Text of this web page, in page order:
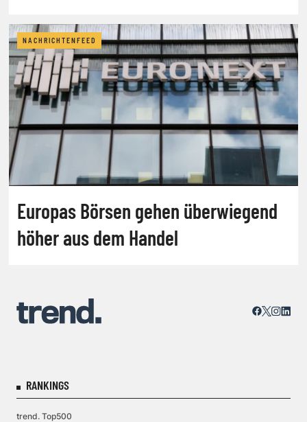
NACHRICHTENFEED
Europas Börsen gehen überwiegend
höher aus dem Handel
RANKINGS
trend. Top500